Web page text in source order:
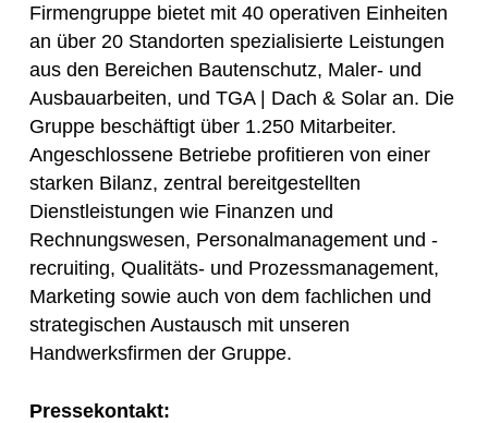
Firmengruppe bietet mit 40 operativen Einheiten
an über 20 Standorten spezialisierte Leistungen
aus den Bereichen Bautenschutz, Maler- und
Ausbauarbeiten, und TGA | Dach & Solar an. Die
Gruppe beschäftigt über 1.250 Mitarbeiter.
Angeschlossene Betriebe profitieren von einer
starken Bilanz, zentral bereitgestellten
Dienstleistungen wie Finanzen und
Rechnungswesen, Personalmanagement und -
recruiting, Qualitäts- und Prozessmanagement,
Marketing sowie auch von dem fachlichen und
strategischen Austausch mit unseren
Handwerksfirmen der Gruppe.
Pressekontakt: